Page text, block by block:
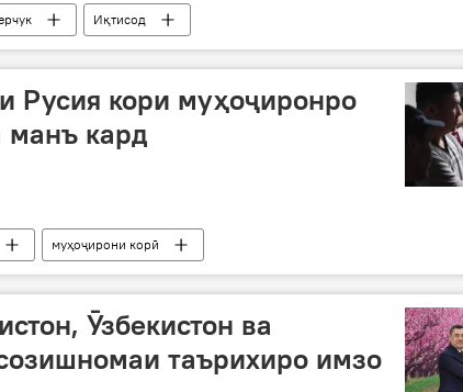
Иқтисод
Русия кори муҳоҷиронро
манъ кард
муҳоҷирони корӣ
Ӯзбекистон ва
таърихиро имзо